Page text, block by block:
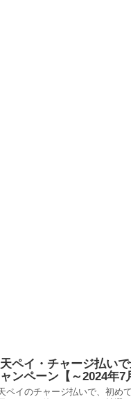
ペイ・チャージ払い
ンペーン【～2024年7
ペイのチャージ払いで、初め